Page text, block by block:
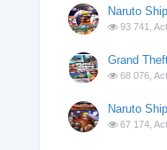
Naruto
93 741,
Grand
68 076,
Naruto
67 174,